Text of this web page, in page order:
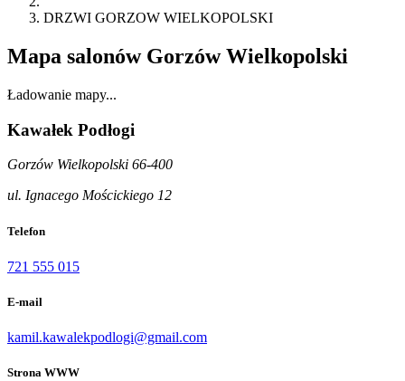
DRZWI GORZOW WIELKOPOLSKI
Mapa salonów Gorzów Wielkopolski
Ładowanie mapy...
Kawałek Podłogi
Gorzów Wielkopolski 66-400
ul. Ignacego Mościckiego 12
Telefon
721 555 015
E-mail
kamil.kawalekpodlogi@gmail.com
Strona WWW